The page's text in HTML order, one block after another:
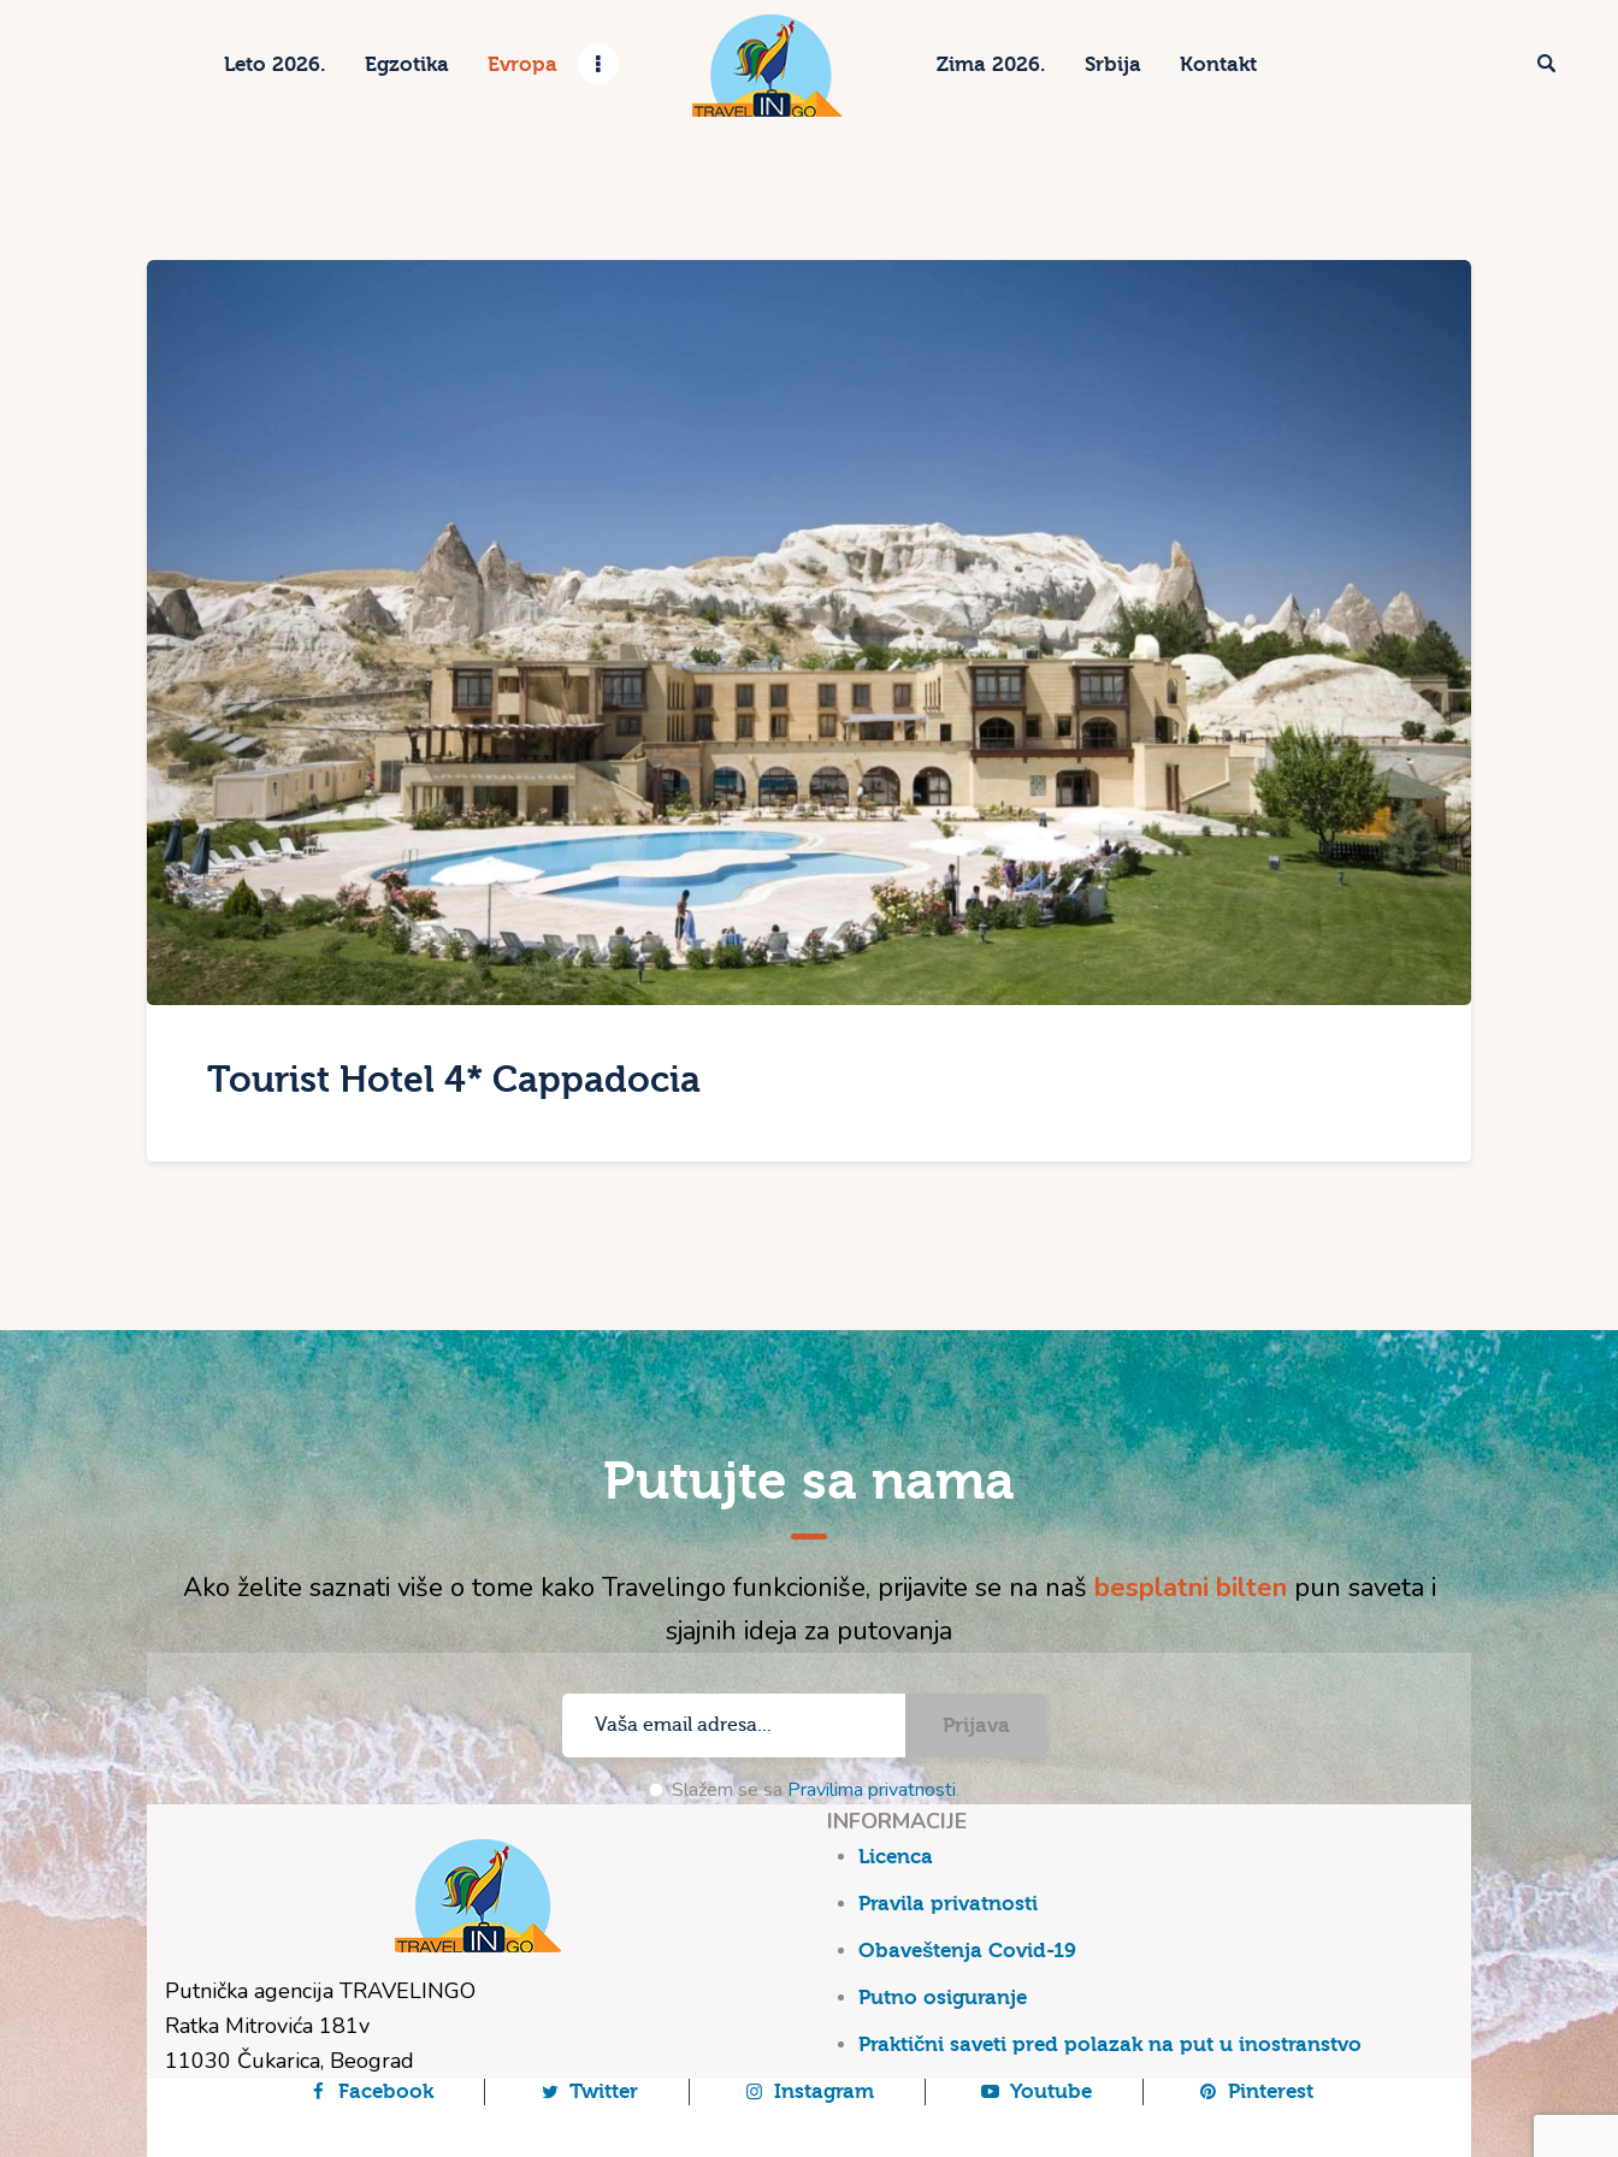
Leto 2026. Egzotika Evropa Zima 2026. Srbija Kontakt
Letovanje 2023
Egzotične destinacije
Tourist Hotel 4* Cappadocia
Putujte sa nama
Ako želite saznati više o tome kako Travelingo funkcioniše, prijavite se na naš besplatni biltenpun saveta i
sjajnih ideja za putovanja
Prijava
Slažem se sa Pravilima privatnosti.
Putnička agencija TRAVELINGO
Ratka Mitrovića 181v
11030 Čukarica, Beograd
INFORMACIJE
Licenca
Pravila privatnosti
Obaveštenja Covid-19
Putno osiguranje
Praktični saveti pred polazak na put u inostranstvo
Facebook Twitter Instagram Youtube Pinterest